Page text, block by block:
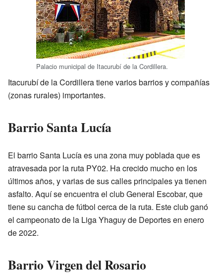
Palacio municipal de Itacurubí de la Cordillera.
Itacurubí de la Cordillera tiene varios barrios y compañías
(zonas rurales) importantes.
Barrio Santa Lucía
El barrio Santa Lucía es una zona muy poblada que es
atravesada por la ruta PY02. Ha crecido mucho en los
últimos años, y varias de sus calles principales ya tienen
asfalto. Aquí se encuentra el club General Escobar, que
tiene su cancha de fútbol cerca de la ruta. Este club ganó
el campeonato de la Liga Yhaguy de Deportes en enero
de 2022.
Barrio Virgen del Rosario